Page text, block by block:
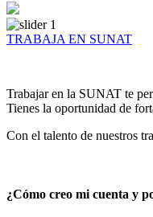
TRABAJA EN SUNAT
Trabajar en la SUNAT te
Tienes la oportunidad de
Con el talento de nuestros
¿Cómo creo mi cuenta y